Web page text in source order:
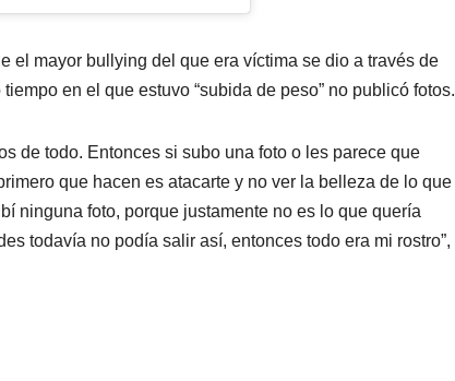
el mayor bullying del que era víctima se dio a través de
en el que estuvo “subida de peso” no publicó fotos.
de todo. Entonces si subo una foto o les parece que
que hacen es atacarte y no ver la belleza de lo que
ninguna foto, porque justamente no es lo que quería
todavía no podía salir así, entonces todo era mi rostro”,